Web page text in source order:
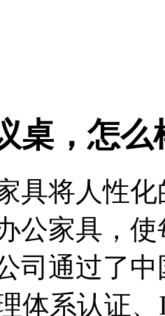
桌，怎么
具将人性
公家具，
司通过了
体系认证